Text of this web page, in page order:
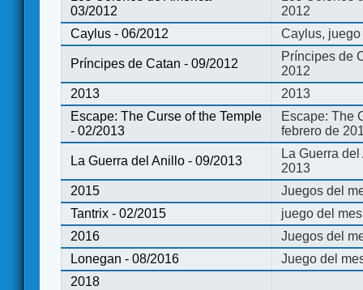
03/2012
2012
Caylus - 06/2012
Caylus,
Príncipes de Catan - 09/2012
Príncipes de
2012
2013
2013
Escape: The Curse of the Temple
- 02/2013
Escape: The
febrero de
La Guerra del Anillo - 09/2013
La Guerra
2013
2015
Juegos del
Tantrix - 02/2015
juego del
2016
Juegos del
Lonegan - 08/2016
Juego del
2018